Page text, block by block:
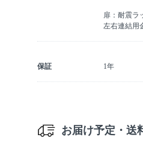
扉：耐震ラ
左右連結用
保証 1年
お届け予定・送